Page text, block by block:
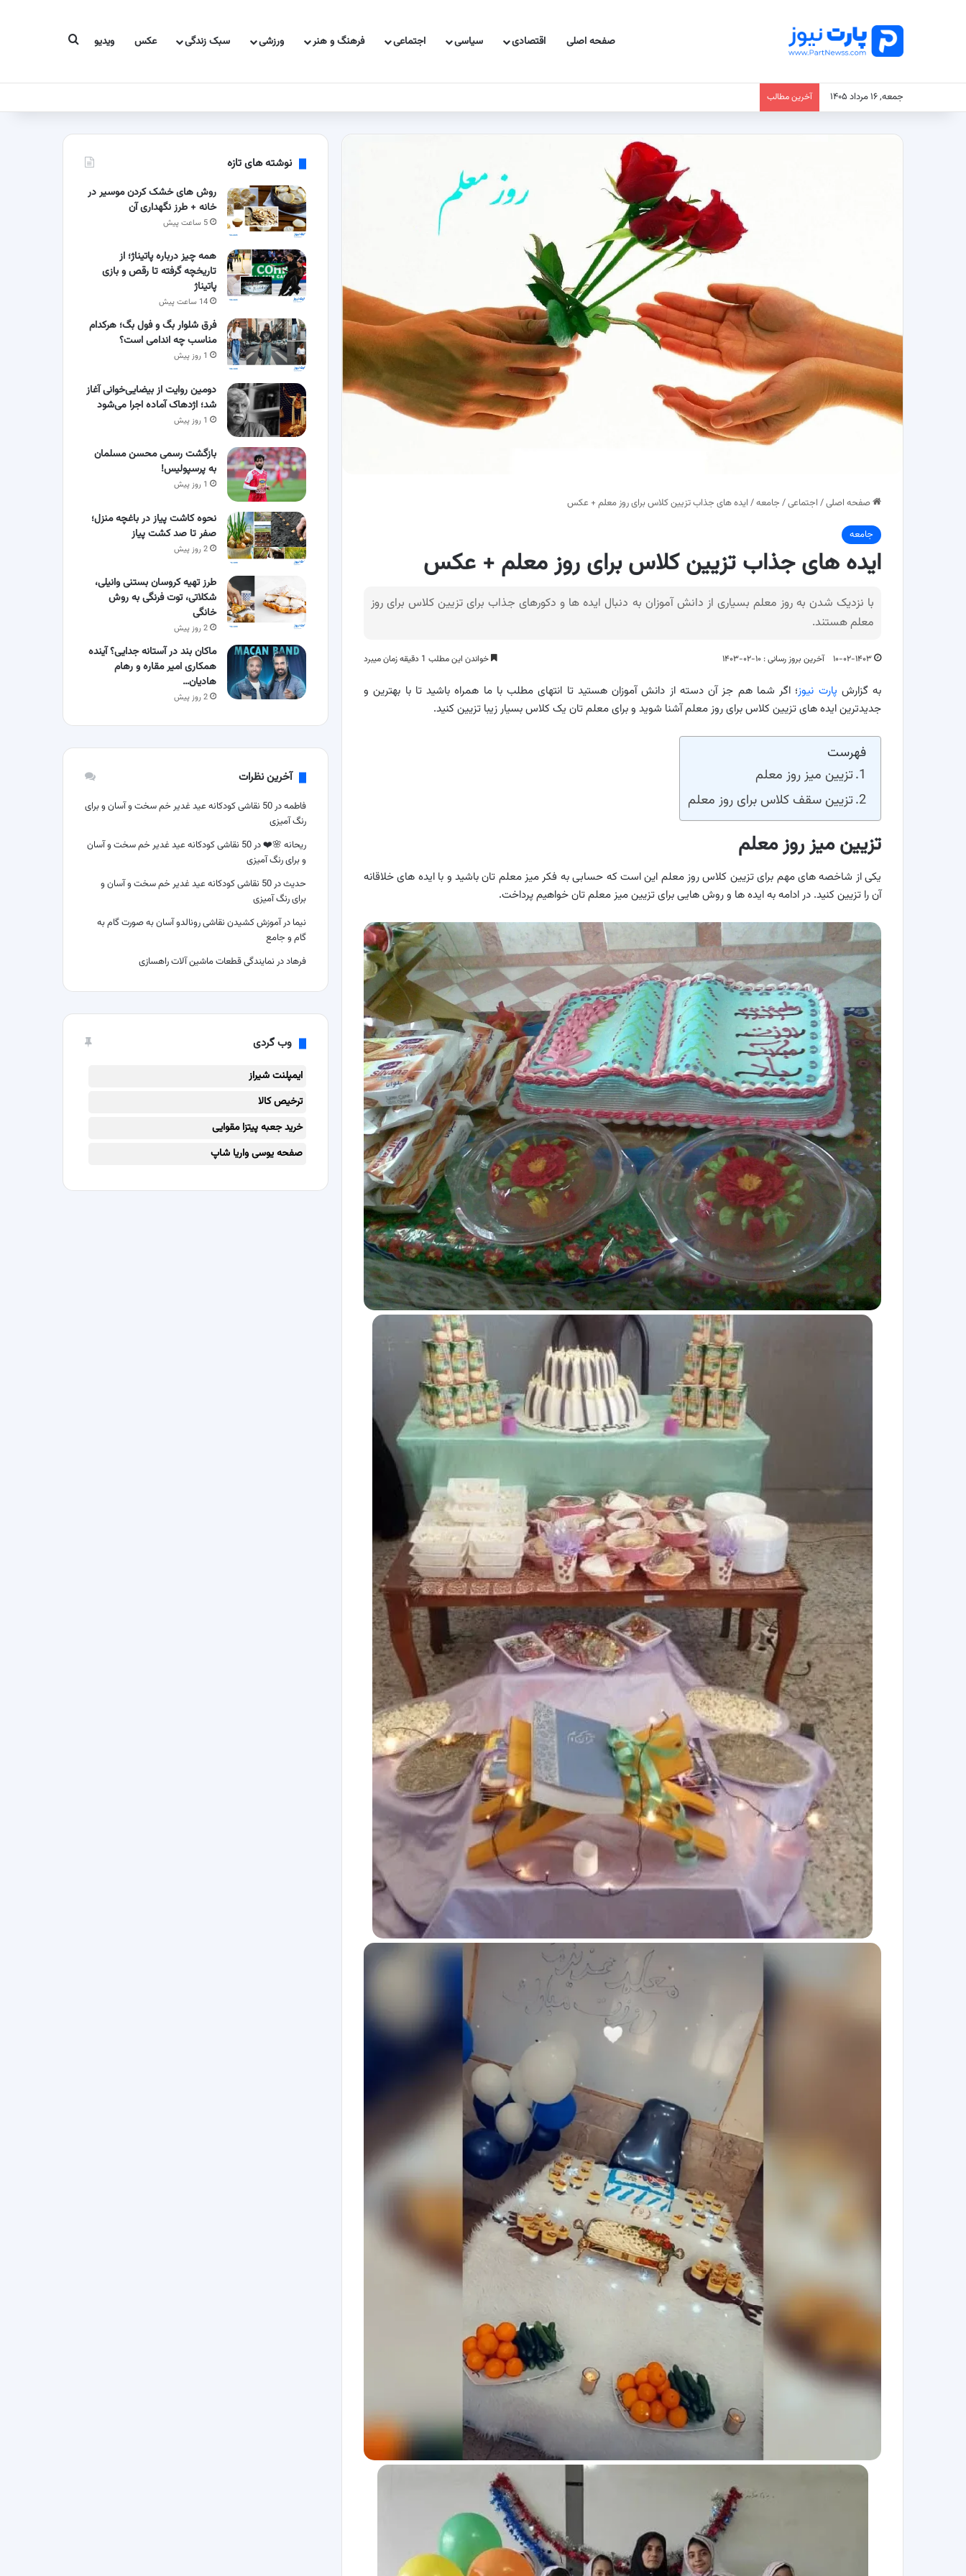
صفحه اصلی اقتصادی سیاسی اجتماعی فرهنگ و هنر ورزشی سبک زندگی عکس ویدیو جستجو برای
جمعه, ۱۶ مرداد ۱۴۰۵ آخرین مطالب
صفحه اصلی/ اجتماعی/ جامعه/ ایده های جذاب تزیین کلاس برای روز معلم + عکس
جامعه
ایده های جذاب تزیین کلاس برای روز معلم + عکس
با نزدیک شدن به روز معلم بسیاری از دانش آموزان به دنبال ایده ها و دکورهای جذاب برای تزیین کلاس برای روز
معلم هستند.
۱۰-۰۲-۱۴۰۳ آخرین بروز رسانی : ۱۰-۰۲-۱۴۰۳ خواندن این مطلب 1 دقیقه زمان میبرد
به گزارش پارت نیوز؛ اگر شما هم جز آن دسته از دانش آموزان هستید تا انتهای مطلب با ما همراه باشید تا با بهترین و
جدیدترین ایده های تزیین کلاس برای روز معلم آشنا شوید و برای معلم تان یک کلاس بسیار زیبا تزیین کنید.
فهرست
تزیین میز روز معلم
تزیین سقف کلاس برای روز معلم
تزیین میز روز معلم
یکی از شاخصه های مهم برای تزیین کلاس روز معلم این است که حسابی به فکر میز معلم تان باشید و با ایده های خلاقانه
آن را تزیین کنید. در ادامه به ایده ها و روش هایی برای تزیین میز معلم تان خواهیم پرداخت.
نوشته های تازه
روش های خشک کردن موسیر در
خانه + طرز نگهداری آن
5 ساعت پیش
همه چیز درباره پاتیناژ؛ از
تاریخچه گرفته تا رقص و بازی
پاتیناژ
14 ساعت پیش
فرق شلوار بگ و فول بگ؛ هرکدام
مناسب چه اندامی است؟
1 روز پیش
دومین روایت از بیضایی‌خوانی آغاز
شد؛ اژدهاک آماده اجرا می‌شود
1 روز پیش
بازگشت رسمی محسن مسلمان
به پرسپولیس!
1 روز پیش
نحوه کاشت پیاز در باغچه منزل؛
صفر تا صد کشت پیاز
2 روز پیش
طرز تهیه کروسان بستنی وانیلی،
شکلاتی، توت فرنگی به روش
خانگی
2 روز پیش
ماکان بند در آستانه جدایی؟ آینده
همکاری امیر مقاره و رهام
هادیان…
2 روز پیش
آخرین نظرات
فاطمهدر
50 نقاشی کودکانه عید غدیر خم سخت و آسان و برای
رنگ آمیزی
ریحانه 🌸❤️در
50 نقاشی کودکانه عید غدیر خم سخت و آسان
و برای رنگ آمیزی
حدیثدر
50 نقاشی کودکانه عید غدیر خم سخت و آسان و
برای رنگ آمیزی
نیما درآموزش کشیدن نقاشی رونالدو آسان به صورت گام به
گام و جامع
فرهاددر نمایندگی قطعات ماشین آلات راهسازی
وب گردی
ایمپلنت شیراز
ترخیص کالا
خرید جعبه پیتزا مقوایی
صفحه یوسی واریا شاپ